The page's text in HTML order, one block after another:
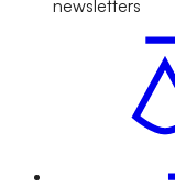
newsletters